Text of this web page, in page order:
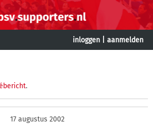
inloggen aanmelden
.
17 augustus 2002